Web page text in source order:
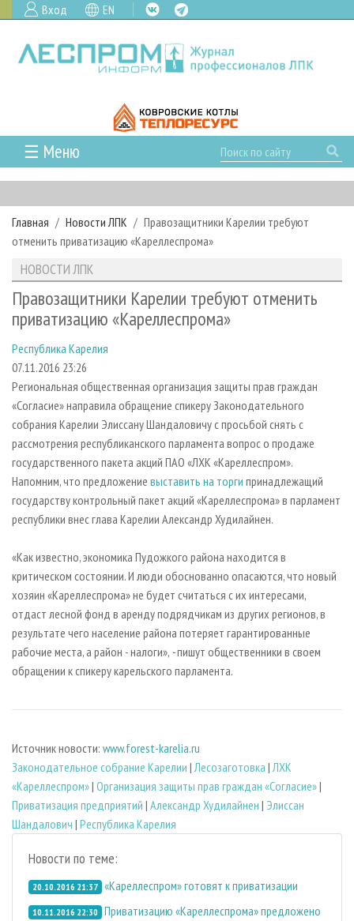
Вход EN
☰ Меню
ГЛАВНАЯ
РУБРИКИ И ТЕМЫ
РУБРИКИ ЖУРНАЛА
ЛЕСОЗАГОТОВКА
ЛЕСОПИЛЕНИЕ
СУШКА ДРЕВЕСИНЫ
ПРОИЗВОДСТВО ДРЕВЕСНЫХ ПЛИТ
ДЕРЕВЯННОЕ ДОМОСТРОЕНИЕ
ПРОИЗВОДСТВО МЕБЕЛИ
БИОЭНЕРГЕТИКА
ЦБП
ИНСТРУМЕНТ И МАТЕРИАЛЫ
НОВОСТИ
НОВОСТИ ЛПК
НОВОСТИ ЖУРНАЛА
ПРОЕКТЫ ЛПИ
АНАЛИТИКА
ПРЕДПРИЯТИЯ ЛПК
ПЕРСОНЫ
МОБИЛЬНЫЕ ВЫСТАВКИ
ОФИЦИАЛЬНЫЕ ДЕЛЕГАЦИИ
ПРИОРИТЕТНЫЕ ИНВЕСТПРОЕКТЫ
RUSSIAN FORESTRY REVIEW
ГАЗЕТА ЛЕСПРОМФОРУМ
БИБЛИОТЕКА СПЕЦИАЛИСТА
АРХИВ ЖУРНАЛОВ
СТАТЬИ
О ЖУРНАЛЕ
ПОДПИСКА
КОНТАКТЫ
РЕКЛАМОДАТЕЛЯМ
РЕКЛАМА
РЕКЛАМА НА САЙТЕ
Главная Новости ЛПК
Правозащитники Карелии требуют
отменить приватизацию «Кареллеспрома»
НОВОСТИ ЛПК
Правозащитники Карелии требуют отменить
приватизацию «Кареллеспрома»
Республика Карелия
07.11.2016 23:26
Региональная общественная организация защиты прав граждан
«Согласие» направила обращение спикеру Законодательного
собрания Карелии Элиссану Шандаловичу с просьбой снять с
рассмотрения республиканского парламента вопрос о продаже
государственного пакета акций ПАО «ЛХК «Кареллеспром».
Напомним, что предложение выставить на торги принадлежащий
государству контрольный пакет акций «Кареллеспрома» в парламент
республики внес глава Карелии Александр Худилайнен.
«Как известно, экономика Пудожкого района находится в
критическом состоянии. И люди обоснованно опасаются, что новый
хозяин «Кареллеспрома» не будет считаться с их интересами,
отдаст лесной фонд в аренду подрядчикам из других регионов, в
результате чего население района потеряет гарантированные
рабочие места, а район - налоги», -пишут общественники в своем
обращении к спикеру карельского парламента.
Источник новости: www.forest-karelia.ru
Законодательное собрание Карелии |Лесозаготовка |ЛХК
«Кареллеспром»| Организация защиты прав граждан «Согласие»|
Приватизация предприятий | Александр Худилайнен | Элиссан
Шандалович | Республика Карелия
Новости по теме:
20.10.2016 21:37 «Кареллеспром» готовят к приватизации
10.11.2016 22:30 Приватизацию «Кареллеспрома» предложено